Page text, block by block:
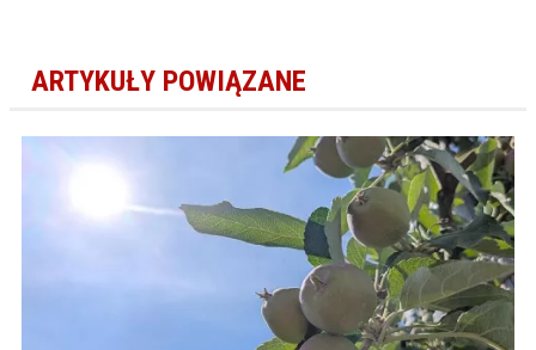
ARTYKUŁY POWIĄZANE